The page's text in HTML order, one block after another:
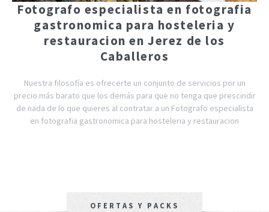
Fotografo especialista en fotografia
gastronomica para hosteleria y
restauracion en Jerez de los
Caballeros
Nuestra filosofía es ofrecerte un conjunto de servicios por un
precio más barato que los demás para que no tenga que prescindir
de nada de lo que quieres al contratar a un Fotografo especialista
en fotografia gastronomica para hosteleria y restauracion
OFERTAS Y PACKS